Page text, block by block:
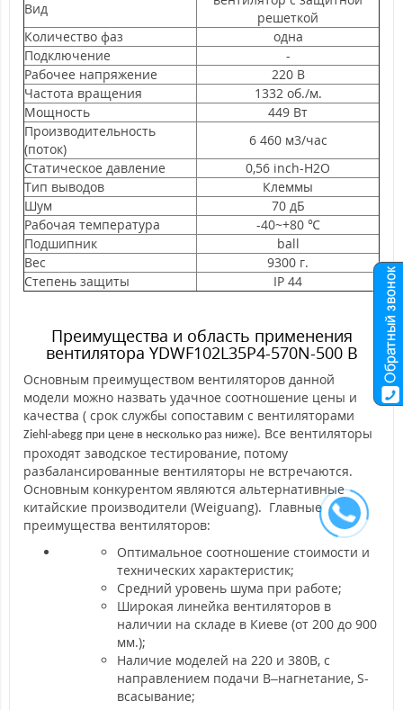
Вид
решеткой
Количество фаз
одна
Подключение
-
Рабочее напряжение
220 В
Частота вращения
1332 об./м.
Мощность
449 Вт
Производительность
(поток)
6 460 м3/час
Статическое давление
0,56 inch-H2O
Тип выводов
Клеммы
Шум
70 дБ
Рабочая температура
-40~+80 ℃
Подшипник
ball
Вес
9300 г.
Степень защиты
IP 44
Преимущества и область применения
вентилятора YDWF102L35P4-570N-500 B
Основным преимуществом вентиляторов данной
модели можно назвать удачное соотношение цены и
качества ( срок службы сопоставим с вентиляторами
Ziehl-abegg при цене в несколько раз ниже). Все вентиляторы
проходят заводское тестирование, потому
разбалансированные вентиляторы не встречаются.
Основным конкурентом являются альтернативные
китайские производители (Weiguang). Главные
преимущества вентиляторов:
Оптимальное соотношение стоимости и
технических характеристик;
Средний уровень шума при работе;
Широкая линейка вентиляторов в
наличии на складе в Киеве (от 200 до 900
мм.);
Наличие моделей на 220 и 380В, с
направлением подачи B–нагнетание, S-
всасывание;